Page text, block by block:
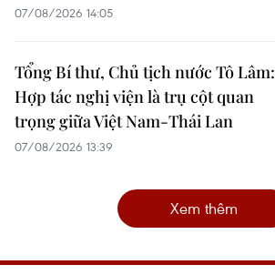
07/08/2026 14:05
Tổng Bí thư, Chủ tịch nước Tô Lâm:
Hợp tác nghị viện là trụ cột quan
trọng giữa Việt Nam-Thái Lan
07/08/2026 13:39
Xem thêm